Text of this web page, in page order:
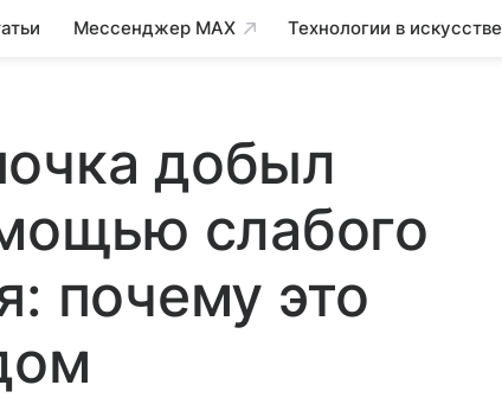
Мессенджер MAX Технологии в искусстве
добыл
слабого
почему это